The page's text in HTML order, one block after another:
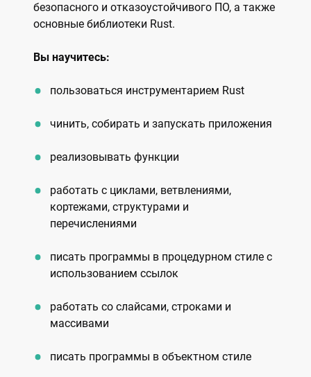
безопасного и отказоустойчивого ПО, а также
основные библиотеки Rust.
Вы научитесь:
пользоваться инструментарием Rust
чинить, собирать и запускать приложения
реализовывать функции
работать с циклами, ветвлениями,
кортежами, структурами и
перечислениями
писать программы в процедурном стиле с
использованием ссылок
работать со слайсами, строками и
массивами
писать программы в объектном стиле